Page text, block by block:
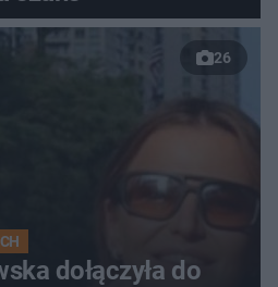
26
dołączyła do